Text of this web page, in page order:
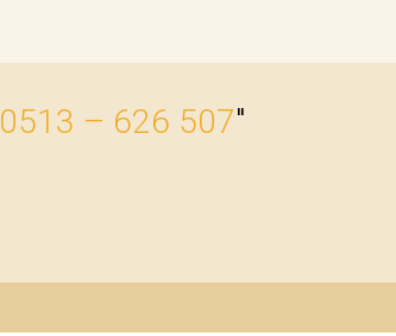
0513 – 626 507"